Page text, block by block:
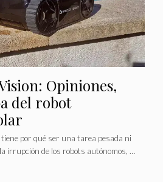
Opiniones,
del robot
por qué ser una tarea pesada ni
irrupción de los robots autónomos, …